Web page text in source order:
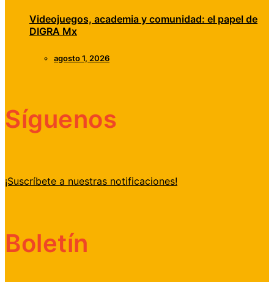
Videojuegos, academia y comunidad: el papel de
DIGRA Mx
agosto 1, 2026
Síguenos
¡Suscríbete a nuestras notificaciones!
Boletín